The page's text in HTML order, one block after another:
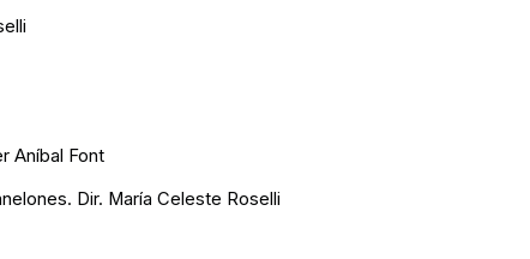
Aníbal Font
Dir. María Celeste Roselli